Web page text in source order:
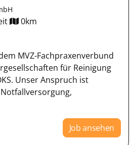
0km
MVZ-Fachpraxenverbund
für Reinigung
Unser Anspruch ist
Job ansehen